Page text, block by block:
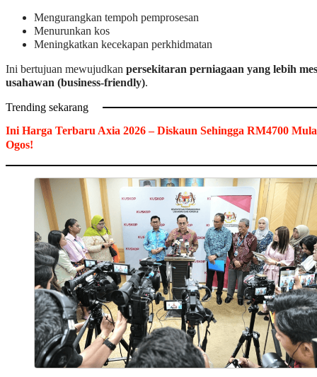
Mengurangkan tempoh pemprosesan
Menurunkan kos
Meningkatkan kecekapan perkhidmatan
Ini bertujuan mewujudkan persekitaran perniagaan yang lebih
usahawan (business-friendly).
Trending sekarang
Ini Harga Terbaru Axia 2026 – Diskaun Sehingga RM4700
Ogos!